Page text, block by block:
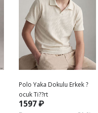
Polo Yaka Dokulu Erkek ?
ocuk Ti??rt
1597 ₽